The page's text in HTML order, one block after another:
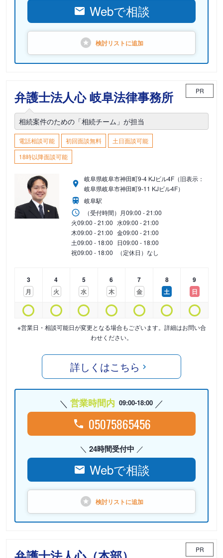
Webで相談
検討リストに追加
弁護士法人心 岐阜法律事務所 PR
相続案件のための「相続チーム」が担当
電話相談可能 初回面談無料
土日面談可能
18時以降面談可能
岐阜県岐阜市神田町9-4 KJビル4F（旧表示：
岐阜県岐阜市神田町9-11 KJビル4F）
岐阜駅
（受付時間） 月09:00 - 21:00
火09:00 - 21:00 水09:00 - 21:00
木09:00 - 21:00 金09:00 - 21:00
土09:00 - 18:00 日09:00 - 18:00
祝09:00 - 18:00 （定休日）なし
3
月
4
火
5
水
6
木
7
金
8
土
9
日
※営業日・相談可能日が変更となる場合もございます。詳細はお問い合
わせください。
詳しくはこちら
営業時間内 09:00-18:00
05075865456
24時間受付中
Webで相談
検討リストに追加
PR